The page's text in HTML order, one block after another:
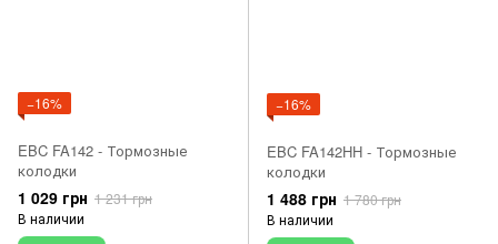
−16%
EBC FA142 - Тормозные
колодки
1 029 грн 1 231 грн
В наличии
−16%
EBC FA142HH - Тормозные
колодки
1 488 грн 1 780 грн
В наличии